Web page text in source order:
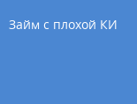
Займ с плохой КИ